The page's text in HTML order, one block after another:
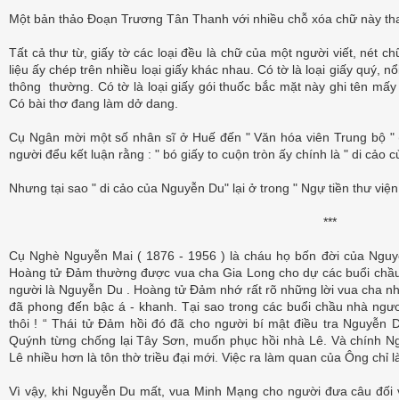
Một bản thảo Đoạn Trương Tân Thanh với nhiều chỗ xóa chữ này
Tất cả thư từ, giấy tờ các loại đều là chữ của một người viết, nét
liệu ấy chép trên nhiều loại giấy khác nhau. Có tờ là loại giấy quý,
thông thường. Có tờ là loại giấy gói thuốc bắc mặt này ghi tên
Có bài thơ đang làm dở dang.
Cụ Ngân mời một số nhân sĩ ở Huế đến " Văn hóa viên Trung bộ
người đểu kết luận rằng : " bó giấy to cuộn tròn ấy chính là " di cảo
Nhưng tại sao " di cảo của Nguyễn Du" lại ở trong " Ngự tiền thư
***
Cụ Nghè Nguyễn Mai ( 1876 - 1956 ) là cháu họ bốn đời của
Hoàng tử Đảm thường được vua cha Gia Long cho dự các buổi
người là Nguyễn Du . Hoàng tử Đảm nhớ rất rõ những lời vua cha
đã phong đến bậc á - khanh. Tại sao trong các buổi chầu nhà
thôi ! “ Thái tử Đảm hồi đó đã cho người bí mật điều tra Nguyễn
Quýnh từng chống lại Tây Sơn, muốn phục hồi nhà Lê. Và chính
Lê nhiều hơn là tôn thờ triều đại mới. Việc ra làm quan của Ông chỉ
Vì vậy, khi Nguyễn Du mất, vua Minh Mạng cho người đưa câu